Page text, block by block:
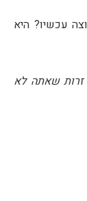
עכשיו? היא
שאתה לא